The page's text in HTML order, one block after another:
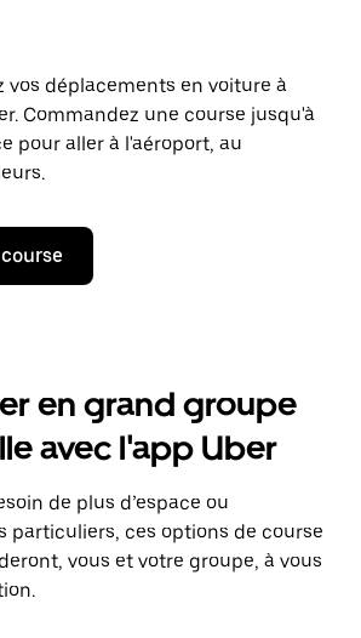
vos déplacements en voiture à
Commandez une course jusqu'à
pour aller à l'aéroport, au
en grand groupe
avec l'app Uber
de plus d’espace ou
particuliers, ces options de course
vous et votre groupe, à vous